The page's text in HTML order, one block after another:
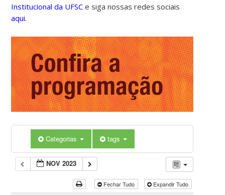
Institucional da UFSC e siga nossas redes sociais
aqui.
Categorias tags
NOV 2023
Fechar Tudo Expandir Tudo